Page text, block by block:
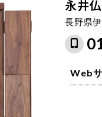
永井
長野県
Web